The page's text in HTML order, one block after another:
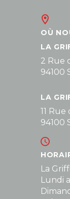
OÙ
LA
2 Rue
94100
LA
11
94100
La
Lundi